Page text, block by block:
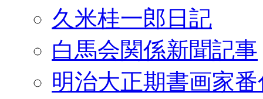
久米桂一郎日記
白馬会関係新聞記事
明治大正期書画家